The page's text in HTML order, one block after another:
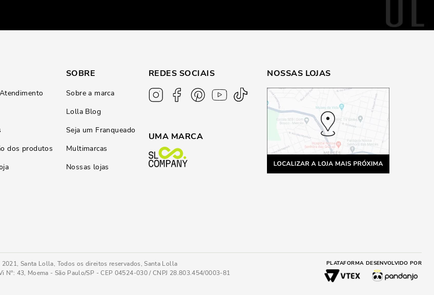
dos produtos
SOBRE
Sobre a marca
Lolla Blog
Seja um Franqueado
Multimarcas
Nossas lojas
REDES SOCIAIS
UMA MARCA
NOSSAS LOJAS
2021, Santa Lolla, Todos os direitos reservados, Santa Lolla
N°: 43, Moema - São Paulo/SP - CEP 04524-030 / CNPJ 28.803.454/0003-81
PLATAFORMA DESENVOLVIDO POR